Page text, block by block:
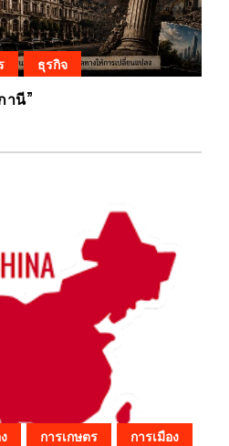
ธุรกิจ
านี”
การเกษตร
การเมือง